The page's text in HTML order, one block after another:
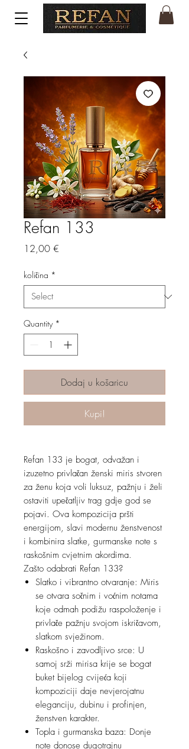
Refan 133
12,00 €
količina *
Quantity *
Dodaj u košaricu
Kupi!
Refan 133 je bogat, odvažan i
izuzetno privlačan ženski miris stvoren
za ženu koja voli luksuz, pažnju i želi
ostaviti upečatljiv trag gdje god se
pojavi. Ova kompozicija pršti
energijom, slavi modernu ženstvenost
i kombinira slatke, gurmanske note s
raskošnim cvjetnim akordima.
Zašto odabrati Refan 133?
Slatko i vibrantno otvaranje: Miris
se otvara sočnim i voćnim notama
koje odmah podižu raspoloženje i
privlače pažnju svojom iskričavom,
slatkom svježinom.
Raskošno i zavodljivo srce: U
samoj srži mirisa krije se bogat
buket bijelog cvijeća koji
kompoziciji daje nevjerojatnu
eleganciju, dubinu i profinjen,
ženstven karakter.
Topla i gurmanska baza: Donje
note donose dugotrajnu